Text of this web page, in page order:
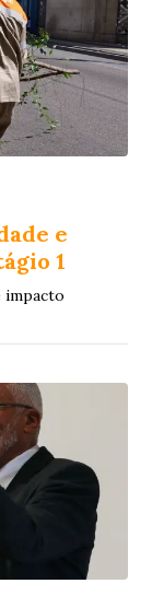
e
1
impacto